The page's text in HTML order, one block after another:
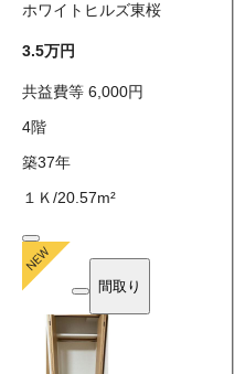
ホワイトヒルズ東桜
3.5万円
共益費等6,000円
4階
築37年
１Ｋ/20.57m²
間取り